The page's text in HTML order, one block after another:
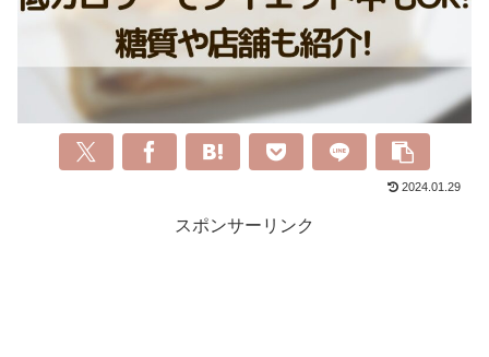
2024.01.29
スポンサーリンク